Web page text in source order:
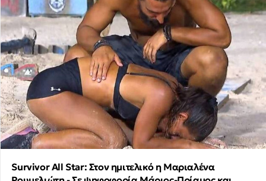
Survivor All Star: Στον ημιτελικό η Μαριαλένα